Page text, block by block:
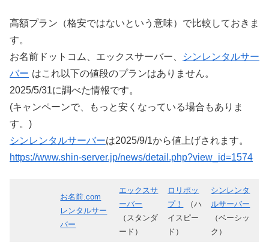
高額プラン（格安ではないという意味）で比較しておきま
す。
お名前ドットコム、エックスサーバー、
シンレンタルサー
バー はこれ以下の値段のプランはありません。
2025/5/31に調べた情報です。
(キャンペーンで、もっと安くなっている場合もありま
す。)
シンレンタルサーバーは2025/9/1から値上げされます。
https://www.shin-server.jp/news/detail.php?view_id=1574
お名前.com
レンタルサー
バー
エックスサ
ーバー
（スタンダ
ード）
ロリポッ
プ！
（ハ
イスピー
ド）
シンレンタ
ルサーバー
（ベーシッ
ク）